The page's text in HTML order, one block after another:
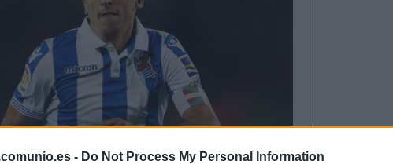
- Do Not Process My Personal Information